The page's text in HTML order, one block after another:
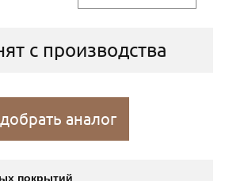
с производства
аналог
покрытий